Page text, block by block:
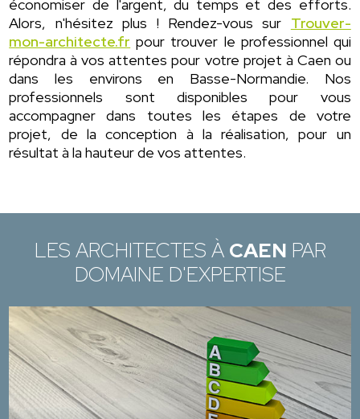
économiser de l'argent, du temps et des efforts.
Alors, n'hésitez plus ! Rendez-vous sur Trouver-
mon-architecte.fr pour trouver le professionnel qui
répondra à vos attentes pour votre projet à Caen ou
dans les environs en Basse-Normandie. Nos
professionnels sont disponibles pour vous
accompagner dans toutes les étapes de votre
projet, de la conception à la réalisation, pour un
résultat à la hauteur de vos attentes.
LES ARCHITECTES À CAEN PAR
DOMAINE D'EXPERTISE